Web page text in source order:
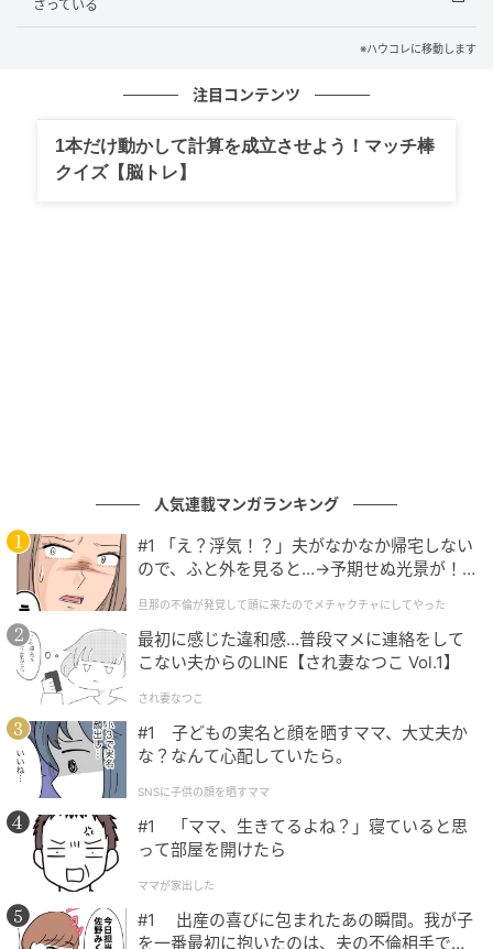
そして...
した。私は少し考えてから「ありがとう」とだけ返し
あの夜の言葉を、怒りに変えなくてよかったと思いま
次の記事
「体調悪い」と送ったら既読スルー→「心配
してくれないの？」と送ったら、返ってきた
写真に固まった
の記事をもっとみる
さっている
※ハウコレに移動します
注目コンテンツ
1本だけ動かして計算を成立させよう！マッチ棒
クイズ【脳トレ】
人気連載マンガランキング
#1 「え？浮気！？」夫がなかなか帰宅しない
ので、ふと外を見ると…→予期せぬ光景が！
クチャにしてやった
旦那の不倫が発覚して頭に来たのでメチャクチャにしてやった
最初に感じた違和感…普段マメに連絡をして
こない夫からのLINE【され妻なつこ Vol.1】
され妻なつこ
#1 子どもの実名と顔を晒すママ、大丈夫か
な？なんて心配していたら。
SNSに子供の顔を晒すママ
#1 「ママ、生きてるよね？」寝ていると思
って部屋を開けたら
ママが家出した
#1 出産の喜びに包まれたあの瞬間。我が子
を一番最初に抱いたのは、夫の不倫相手でし